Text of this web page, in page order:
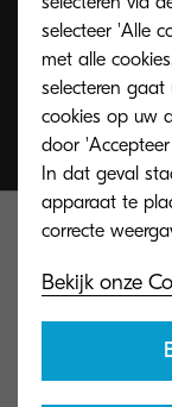
selecteer 'Alle
met alle
selecteren
cookies op uw
door
In dat geval
apparaat te
Bekijk onze